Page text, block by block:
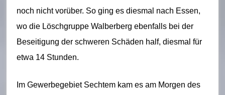
noch nicht vorüber. So ging es diesmal nach Essen,
wo die Löschgruppe Walberberg ebenfalls bei der
Beseitigung der schweren Schäden half, diesmal für
etwa 14 Stunden.
Im Gewerbegebiet Sechtem kam es am Morgen des